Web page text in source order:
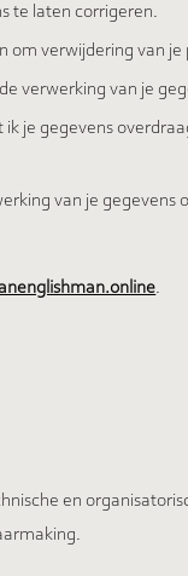
te laten corrigeren.
verwijdering van je
verwerking van je
je gegevens
van je gegevens
.
en